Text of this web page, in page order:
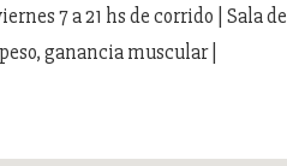
7 a 21 hs de corrido | Sala de
ganancia muscular |